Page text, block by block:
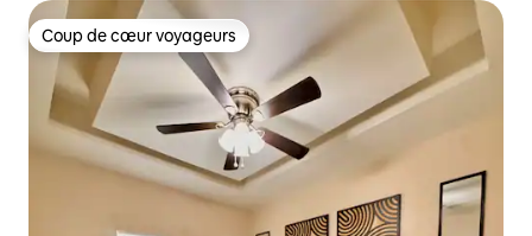
Coup de cœur voyageurs
Coup de cœur voyageurs